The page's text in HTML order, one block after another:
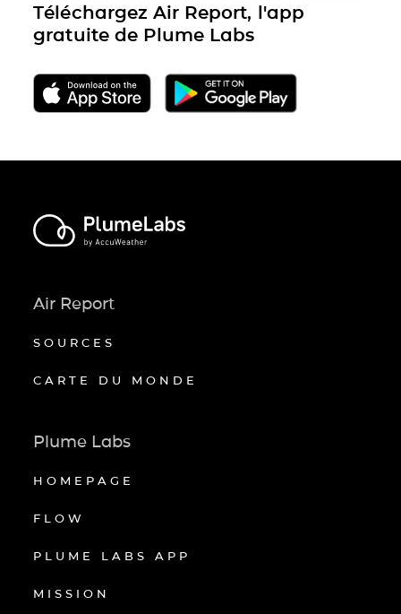
Téléchargez Air Report, l'app
gratuite de Plume Labs
Air Report
SOURCES
CARTE DU MONDE
Plume Labs
HOMEPAGE
FLOW
PLUME LABS APP
MISSION